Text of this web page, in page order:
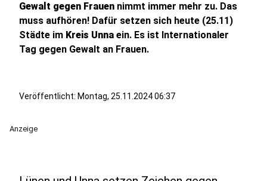
Gewalt gegen Frauen nimmt immer mehr zu. Das
muss aufhören! Dafür setzen sich heute (25.11)
Städte im Kreis Unna ein. Es ist Internationaler
Tag gegen Gewalt an Frauen.
Veröffentlicht: Montag, 25.11.2024 06:37
Anzeige